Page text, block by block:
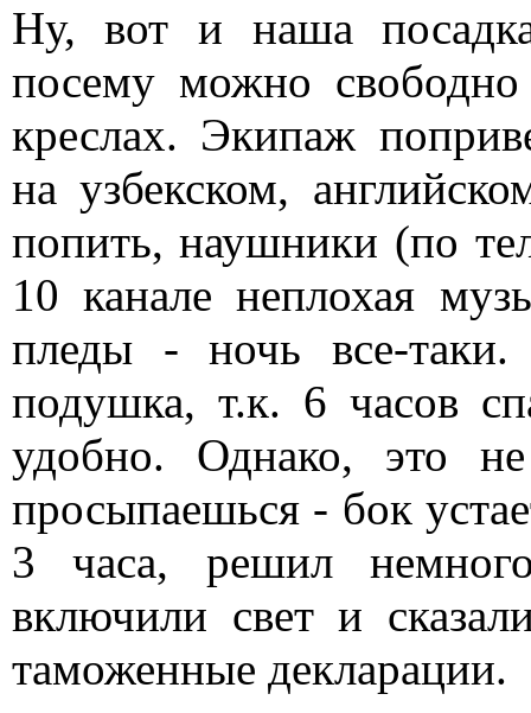
Ну, вот и наша
посему можно
креслах. Экипаж
на узбекском,
попить, наушники (по
10 канале неплохая
пледы - ночь все-таки.
подушка, т.к. 6 часов
удобно. Однако, это
просыпаешься - бок
3 часа, решил
включили свет и
таможенные декларации.